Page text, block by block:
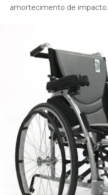
amortecimento de impacto.